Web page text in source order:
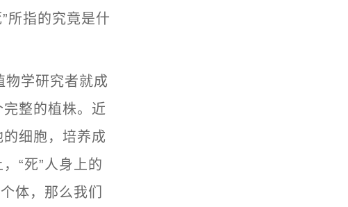
所指的究竟是什
物学研究者就成
整的植株。近
细胞，培养成
“死”人身上的
体，那么我们